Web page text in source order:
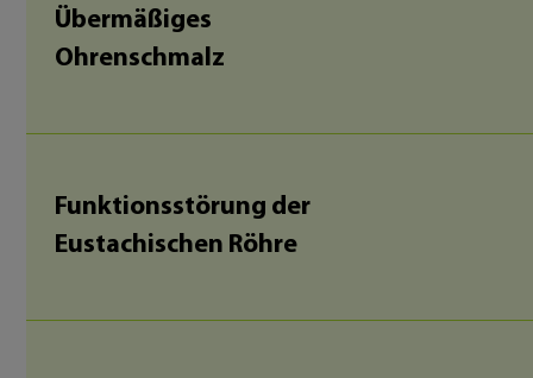
Übermäßiges
Ohrenschmalz
Funktionsstörung der
Eustachischen Röhre